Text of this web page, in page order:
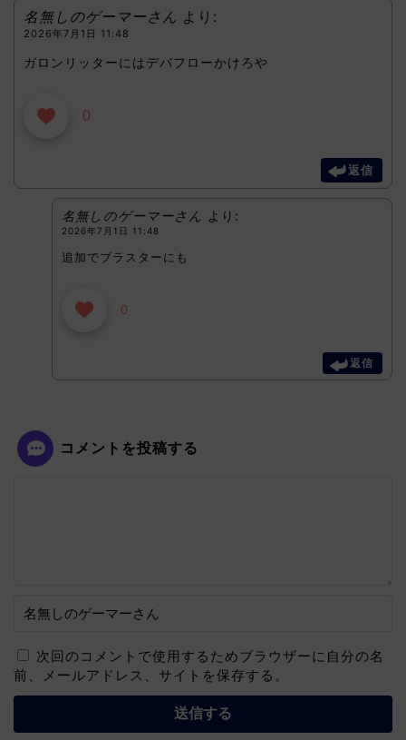
名無しのゲーマーさん より:
2026年7月1日 11:48
ガロンリッターにはデバフローかけろや
0
返信
名無しのゲーマーさん より:
2026年7月1日 11:48
追加でブラスターにも
0
返信
コメントを投稿する
次回のコメントで使用するためブラウザーに自分の名
前、メールアドレス、サイトを保存する。